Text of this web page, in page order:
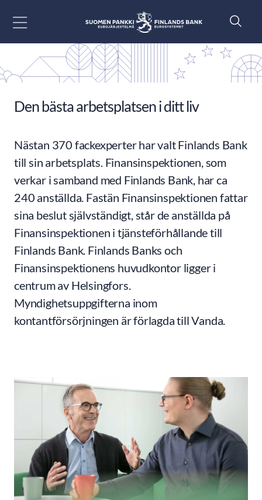
Den bästa arbetsplatsen i ditt liv
Nästan 370 fackexperter har valt Finlands Bank
till sin arbetsplats. Finansinspektionen, som
verkar i samband med Finlands Bank, har ca
240 anställda. Fastän Finansinspektionen fattar
sina beslut självständigt, står de anställda på
Finansinspektionen i tjänsteförhållande till
Finlands Bank. Finlands Banks och
Finansinspektionens huvudkontor ligger i
centrum av Helsingfors.
Myndighetsuppgifterna inom
kontantförsörjningen är förlagda till Vanda.